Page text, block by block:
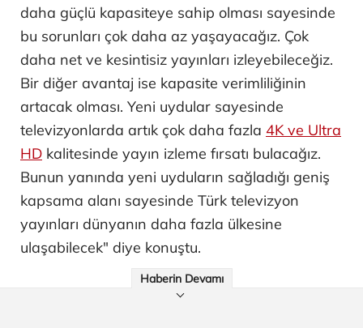
daha güçlü kapasiteye sahip olması sayesinde
bu sorunları çok daha az yaşayacağız. Çok
daha net ve kesintisiz yayınları izleyebileceğiz.
Bir diğer avantaj ise kapasite verimliliğinin
artacak olması. Yeni uydular sayesinde
televizyonlarda artık çok daha fazla 4K ve Ultra
HD kalitesinde yayın izleme fırsatı bulacağız.
Bunun yanında yeni uyduların sağladığı geniş
kapsama alanı sayesinde Türk televizyon
yayınları dünyanın daha fazla ülkesine
ulaşabilecek" diye konuştu.
Haberin Devamı